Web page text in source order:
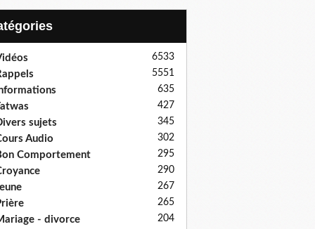
6533
5551
635
427
sujets 345
Audio 302
Comportement 295
290
267
265
- divorce 204